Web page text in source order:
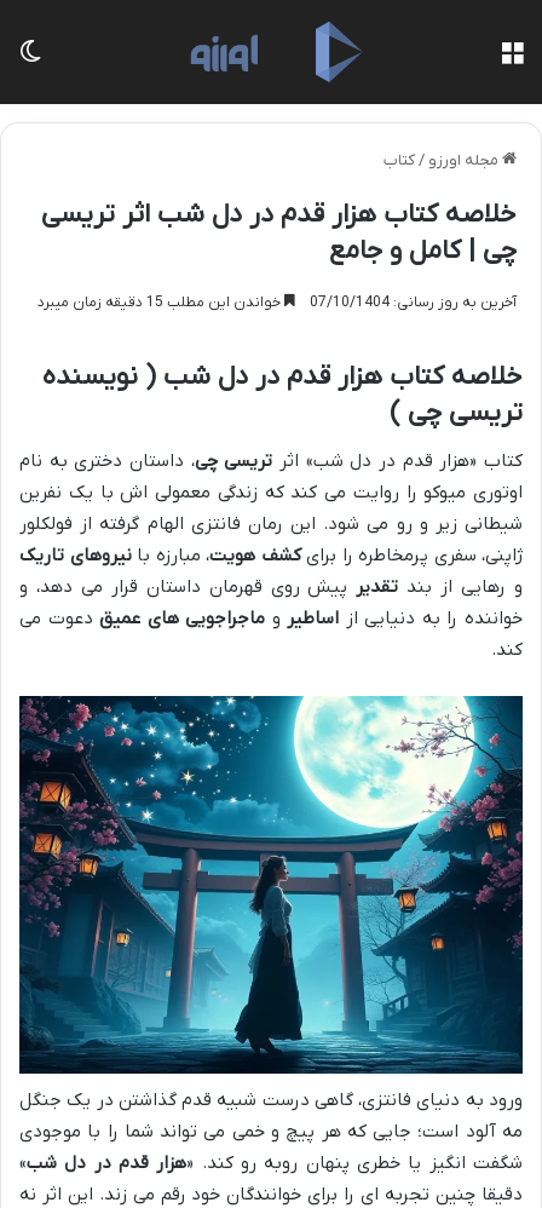
مجله اورزو /کتاب
خلاصه کتاب هزار قدم در دل شب اثر تریسی
چی | کامل و جامع
آخرین به روز رسانی: 07/10/1404 خواندن این مطلب 15 دقیقه زمان میبرد
خلاصه کتاب هزار قدم در دل شب ( نویسنده
تریسی چی )
کتاب «هزار قدم در دل شب» اثر تریسی چی، داستان دختری به نام
اوتوری میوکو را روایت می کند که زندگی معمولی اش با یک نفرین
شیطانی زیر و رو می شود. این رمان فانتزی الهام گرفته از فولکلور
ژاپنی، سفری پرمخاطره را برایکشف هویت، مبارزه بانیروهای تاریک
و رهایی از بند تقدیر پیش روی قهرمان داستان قرار می دهد، و
خواننده را به دنیایی از اساطیر و ماجراجویی های عمیقدعوت می
کند.
ورود به دنیای فانتزی، گاهی درست شبیه قدم گذاشتن در یک جنگل
مه آلود است؛ جایی که هر پیچ و خمی می تواند شما را با موجودی
شگفت انگیز یا خطری پنهان روبه رو کند. «هزار قدم در دل شب»
دقیقا چنین تجربه ای را برای خوانندگان خود رقم می زند. این اثر نه